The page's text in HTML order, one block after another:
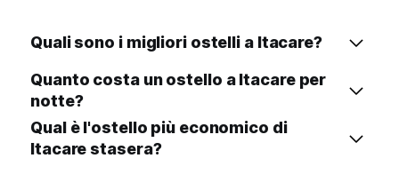
Quali sono i migliori ostelli a Itacare?
Quanto costa un ostello a Itacare per
notte?
Qual è l'ostello più economico di
Itacare stasera?